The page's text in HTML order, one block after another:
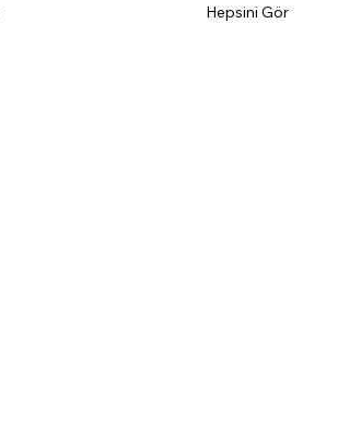
Hepsini Gör